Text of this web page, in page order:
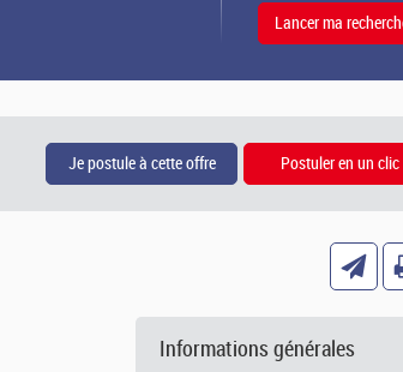
Informations générales